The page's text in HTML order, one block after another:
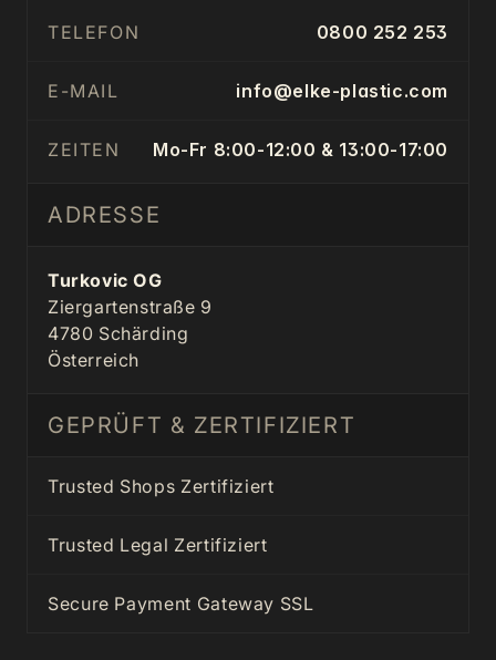
TELEFON 0800 252 253
E-MAIL info@elke-plastic.com
ZEITEN Mo-Fr 8:00-12:00 & 13:00-17:00
ADRESSE
Turkovic OG
Ziergartenstraße 9
4780 Schärding
Österreich
GEPRÜFT & ZERTIFIZIERT
Trusted Shops Zertifiziert
Trusted Legal Zertifiziert
Secure Payment Gateway SSL